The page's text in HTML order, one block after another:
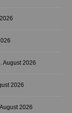
August 2026
2026
2026